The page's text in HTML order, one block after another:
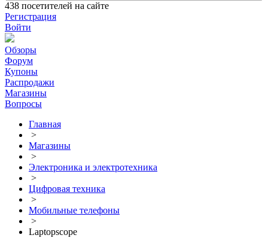
438 посетителей на сайте
Регистрация
Войти
Обзоры
Форум
Купоны
Распродажи
Магазины
Вопросы
Главная
>
Магазины
>
Электроника и электротехника
>
Цифровая техника
>
Мобильные телефоны
>
Laptopscope